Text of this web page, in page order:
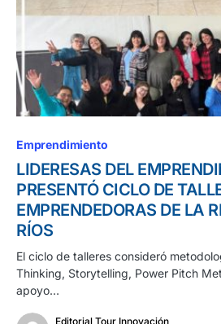
Emprendimiento
LIDERESAS DEL
PRESENTÓ CICLO DE
EMPRENDEDORAS DE LA
RÍOS
El ciclo de talleres consideró
Thinking, Storytelling, Power Pitch
apoyo…
Editorial Tour Innovación